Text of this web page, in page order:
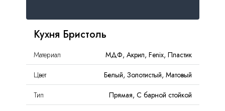
Кухня Бристоль
Материал
МДФ, Акрил, Fenix, Пластик
Цвет
Белый, Золотистый, Матовый
Тип
Прямая, С барной стойкой